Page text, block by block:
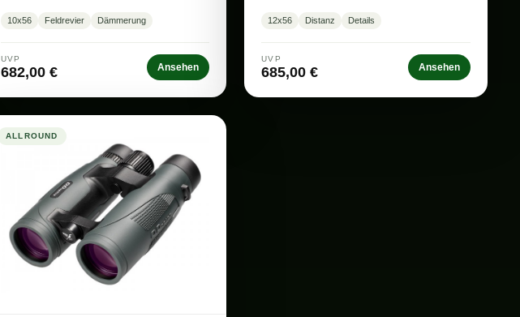
10x56 Feldrevier Dämmerung
UVP
682,00 € Ansehen
12x56 Distanz Details
UVP
685,00 € Ansehen
ALLROUND